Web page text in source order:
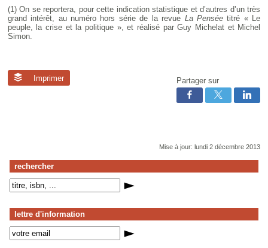
rechercher
lettre d'information
(1) On se reportera, pour cette indication statistique et d’autres d’un très
grand intérêt, au numéro hors série de la revue La Penséetitré « Le
peuple, la crise et la politique », et réalisé par Guy Michelat et Michel
Simon.
Imprimer Partager sur
Mise à jour: lundi 2 décembre 2013